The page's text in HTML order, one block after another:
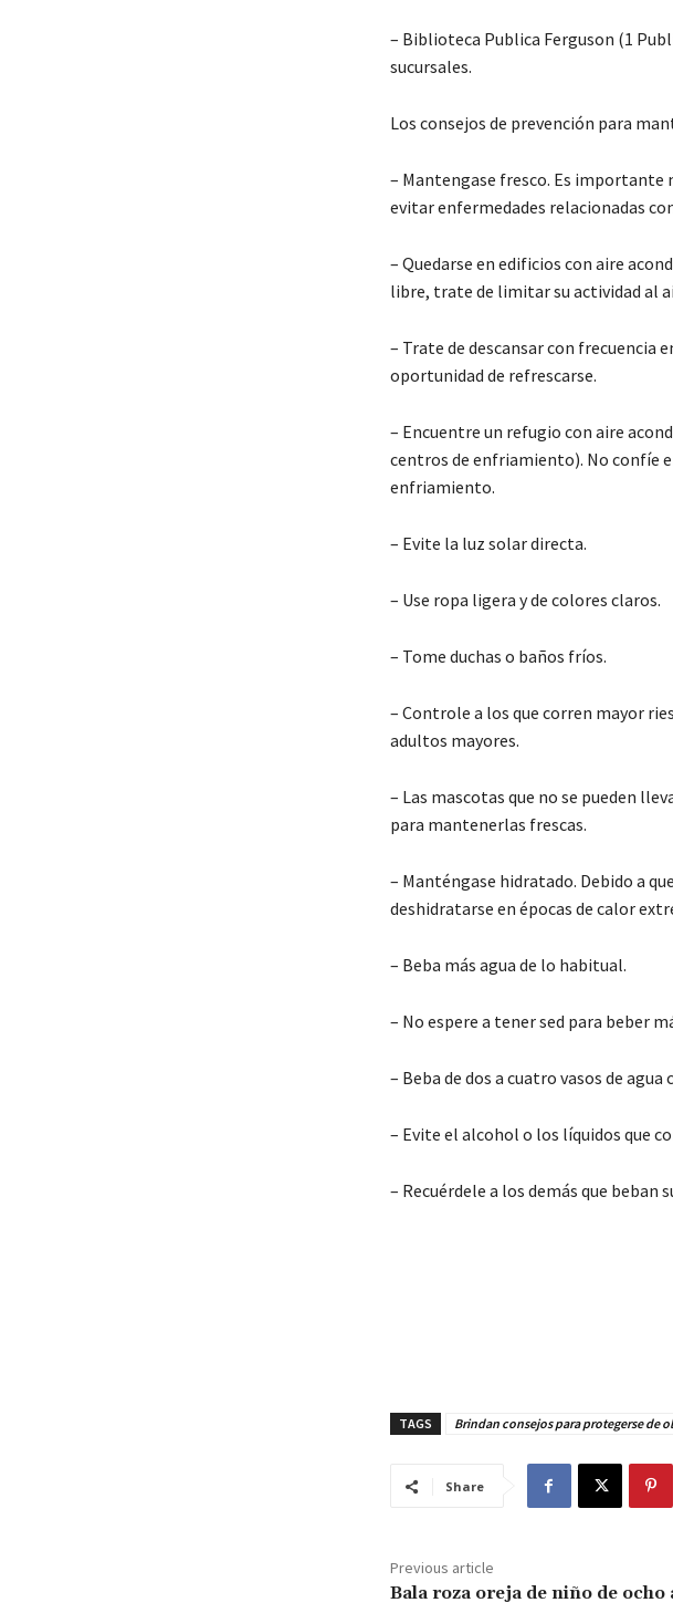
– Biblioteca Publica Ferguson (1
sucursales.
Los consejos de prevención para
– Mantengase fresco. Es importante
evitar enfermedades relacionadas
– Quedarse en edificios con aire
libre, trate de limitar su actividad al
– Trate de descansar con frecuencia
oportunidad de refrescarse.
– Encuentre un refugio con aire
centros de enfriamiento). No confíe
enfriamiento.
– Evite la luz solar directa.
– Use ropa ligera y de colores claros.
– Tome duchas o baños fríos.
– Controle a los que corren mayor
adultos mayores.
– Las mascotas que no se pueden
para mantenerlas frescas.
– Manténgase hidratado. Debido a
deshidratarse en épocas de calor
– Beba más agua de lo habitual.
– No espere a tener sed para beber
– Beba de dos a cuatro vasos de
– Evite el alcohol o los líquidos que
– Recuérdele a los demás que beban
TAGS Brindan consejos para protegerse de
Share
Previous article
Bala roza oreja de niño de ocho